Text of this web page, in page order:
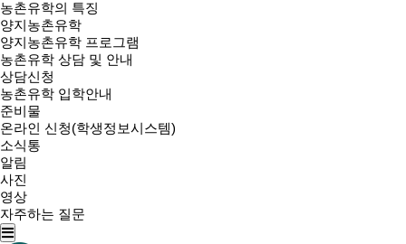
농촌유학의 특징
양지농촌유학
양지농촌유학 프로그램
농촌유학 상담 및 안내
상담신청
농촌유학 입학안내
준비물
온라인 신청(학생정보시스템)
소식통
알림
사진
영상
자주하는 질문